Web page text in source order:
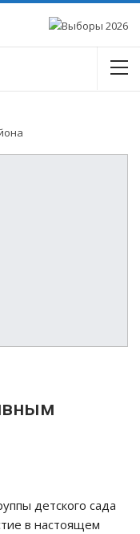
детского сада
в настоящем